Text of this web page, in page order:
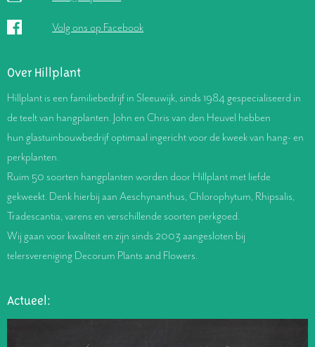
Volg ons op Facebook
Over Hillplant
Hillplant is een familiebedrijf in Sleeuwijk, sinds 1984 gespecialiseerd in
de teelt van hangplanten. John en Chris van den Heuvel hebben
hun glastuinbouwbedrijf optimaal ingericht voor de kweek van hang- en
perkplanten.
Ruim 50 soorten hangplanten worden door Hillplant met liefde
gekweekt. Denk hierbij aan Aeschynanthus, Chlorophytum, Rhipsalis,
Tradescantia, varens en verschillende soorten perkgoed.
Wij gaan voor kwaliteit en zijn sinds 2003 aangesloten bij
telersvereniging Decorum Plants and Flowers.
Actueel: